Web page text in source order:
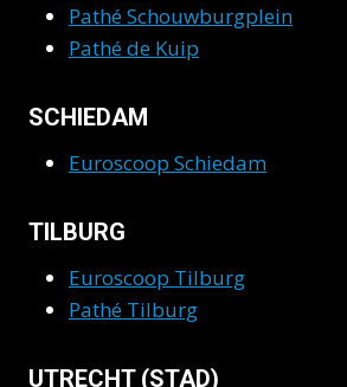
Pathé Schouwburgplein
Pathé de Kuip
SCHIEDAM
Euroscoop Schiedam
TILBURG
Euroscoop Tilburg
Pathé Tilburg
UTRECHT (STAD)